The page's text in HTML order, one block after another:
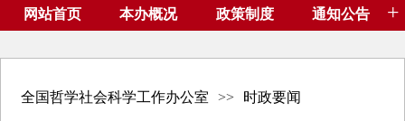
网站首页 本办概况 政策制度 通知公告 +
全国哲学社会科学工作办公室 >> 时政要闻